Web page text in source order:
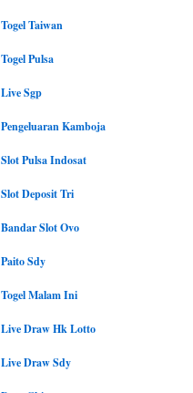
Togel Taiwan
Togel Pulsa
Live Sgp
Pengeluaran Kamboja
Slot Pulsa Indosat
Slot Deposit Tri
Bandar Slot Ovo
Paito Sdy
Togel Malam Ini
Live Draw Hk Lotto
Live Draw Sdy